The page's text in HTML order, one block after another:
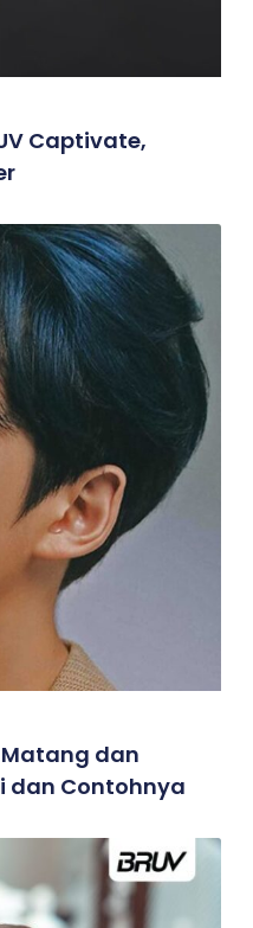
Captivate,
dan
dan Contohnya